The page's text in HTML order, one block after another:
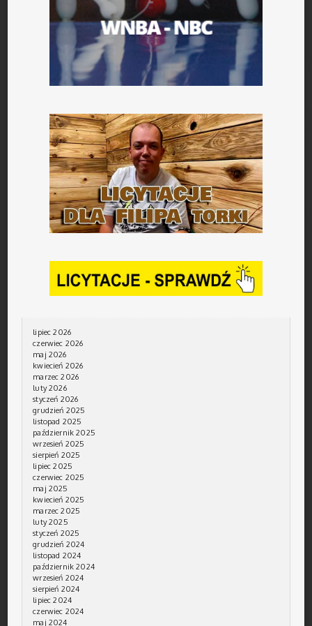
lipiec 2026
czerwiec 2026
maj 2026
kwiecień 2026
marzec 2026
luty 2026
styczeń 2026
grudzień 2025
listopad 2025
październik 2025
wrzesień 2025
sierpień 2025
lipiec 2025
czerwiec 2025
maj 2025
kwiecień 2025
marzec 2025
luty 2025
styczeń 2025
grudzień 2024
listopad 2024
październik 2024
wrzesień 2024
sierpień 2024
lipiec 2024
czerwiec 2024
maj 2024